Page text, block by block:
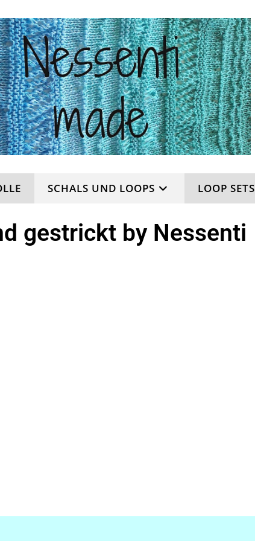
SCHALS UND LOOPS LOOP SETS
gestrickt by Nessenti